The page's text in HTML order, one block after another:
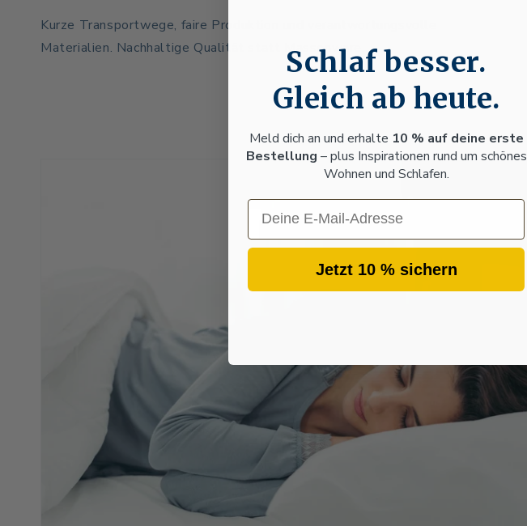
Kurze Transportwege, faire Produktion und verantwortungsvolle
Materialien. Nachhaltige Qualität statt Massenware.Schlaf besser.
Gleich ab heute.
Meld dich an und erhalte 10 % auf deine erste
Bestellung – plus Inspirationen rund um schönes
Wohnen und Schlafen.
Email
Jetzt 10 % sichern